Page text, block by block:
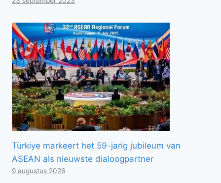
Türkiye markeert het 59-jarig jubileum van
ASEAN als nieuwste dialoogpartner
9 augustus 2026